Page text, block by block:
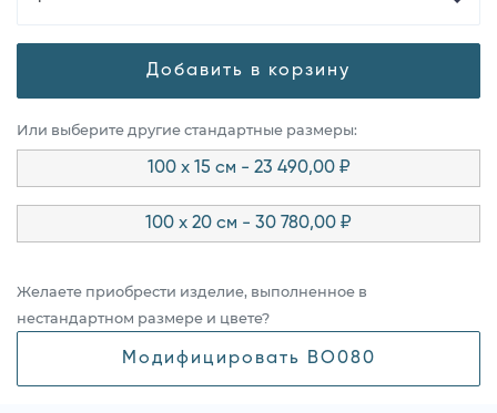
Добавить в корзину
Или выберите другие стандартные размеры:
100 x 15 см - 23 490,00 ₽
100 x 20 см - 30 780,00 ₽
Желаете приобрести изделие, выполненное в
нестандартном размере и цвете?
Модифицировать BO080